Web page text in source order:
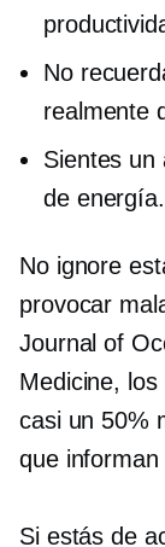
No
realmente
Sientes un
de energía.
No ignore
provocar
Journal of
Medicine,
casi un 50%
que
Si estás de